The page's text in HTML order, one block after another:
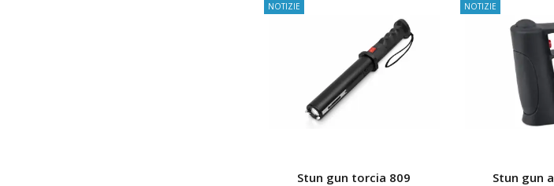
NOTIZIE
Stun gun torcia 809
NOTIZIE
Stun gun